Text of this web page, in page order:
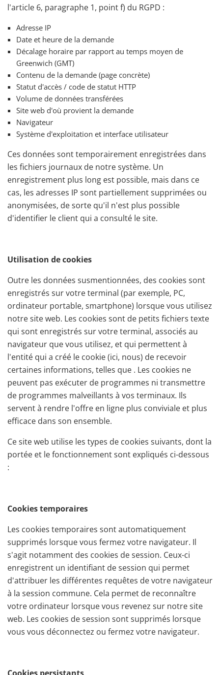
l'article 6, paragraphe 1, point f) du RGPD :
Adresse IP
Date et heure de la demande
Décalage horaire par rapport au temps moyen de
Greenwich (GMT)
Contenu de la demande (page concrète)
Statut d'accès / code de statut HTTP
Volume de données transférées
Site web d'où provient la demande
Navigateur
Système d'exploitation et interface utilisateur
Ces données sont temporairement enregistrées dans
les fichiers journaux de notre système. Un
enregistrement plus long est possible, mais dans ce
cas, les adresses IP sont partiellement supprimées ou
anonymisées, de sorte qu'il n'est plus possible
d'identifier le client qui a consulté le site.
Utilisation de cookies
Outre les données susmentionnées, des cookies sont
enregistrés sur votre terminal (par exemple, PC,
ordinateur portable, smartphone) lorsque vous utilisez
notre site web. Les cookies sont de petits fichiers texte
qui sont enregistrés sur votre terminal, associés au
navigateur que vous utilisez, et qui permettent à
l'entité qui a créé le cookie (ici, nous) de recevoir
certaines informations, telles que . Les cookies ne
peuvent pas exécuter de programmes ni transmettre
de programmes malveillants à vos terminaux. Ils
servent à rendre l'offre en ligne plus conviviale et plus
efficace dans son ensemble.
Ce site web utilise les types de cookies suivants, dont la
portée et le fonctionnement sont expliqués ci-dessous
:
Cookies temporaires
Les cookies temporaires sont automatiquement
supprimés lorsque vous fermez votre navigateur. Il
s'agit notamment des cookies de session. Ceux-ci
enregistrent un identifiant de session qui permet
d'attribuer les différentes requêtes de votre navigateur
à la session commune. Cela permet de reconnaître
votre ordinateur lorsque vous revenez sur notre site
web. Les cookies de session sont supprimés lorsque
vous vous déconnectez ou fermez votre navigateur.